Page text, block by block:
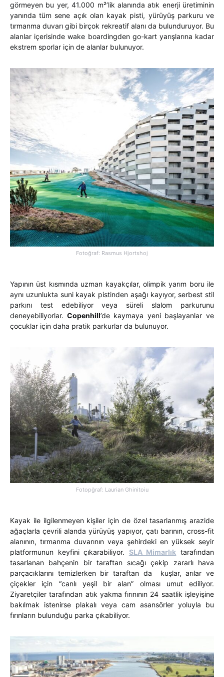
görmeyen bu yer, 41.000 m²’lik alanında atık enerji üretiminin
yanında tüm sene açık olan kayak pisti, yürüyüş parkuru ve
tırmanma duvarı gibi birçok rekreatif alanı da bulunduruyor. Bu
alanlar içerisinde wake boardingden go-kart yarışlarına kadar
ekstrem sporlar için de alanlar bulunuyor.
Fotoğraf: Rasmus Hjortshoj
Yapının üst kısmında uzman kayakçılar, olimpik yarım boru ile
aynı uzunlukta suni kayak pistinden aşağı kayıyor, serbest stil
parkını test edebiliyor veya süreli slalom parkurunu
deneyebiliyorlar. Copenhill’de kaymaya yeni başlayanlar ve
çocuklar için daha pratik parkurlar da bulunuyor.
Fotopğraf: Laurian Ghinitoiu
Kayak ile ilgilenmeyen kişiler için de özel tasarlanmış arazide
ağaçlarla çevrili alanda yürüyüş yapıyor, çatı barının, cross-fit
alanının, tırmanma duvarının veya şehirdeki en yüksek seyir
platformunun keyfini çıkarabiliyor. SLA Mimarlık tarafından
tasarlanan bahçenin bir taraftan sıcağı çekip zararlı hava
parçacıklarını temizlerken bir taraftan da kuşlar, arılar ve
çiçekler için “canlı yeşil bir alan” olması umut ediliyor.
Ziyaretçiler tarafından atık yakma fırınının 24 saatlik işleyişine
bakılmak istenirse plakalı veya cam asansörler yoluyla bu
fırınların bulunduğu parka çıkabiliyor.